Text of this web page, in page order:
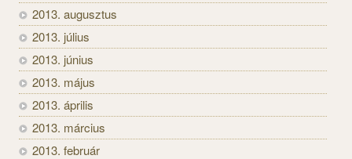
2013. augusztus
2013. július
2013. június
2013. május
2013. április
2013. március
2013. február